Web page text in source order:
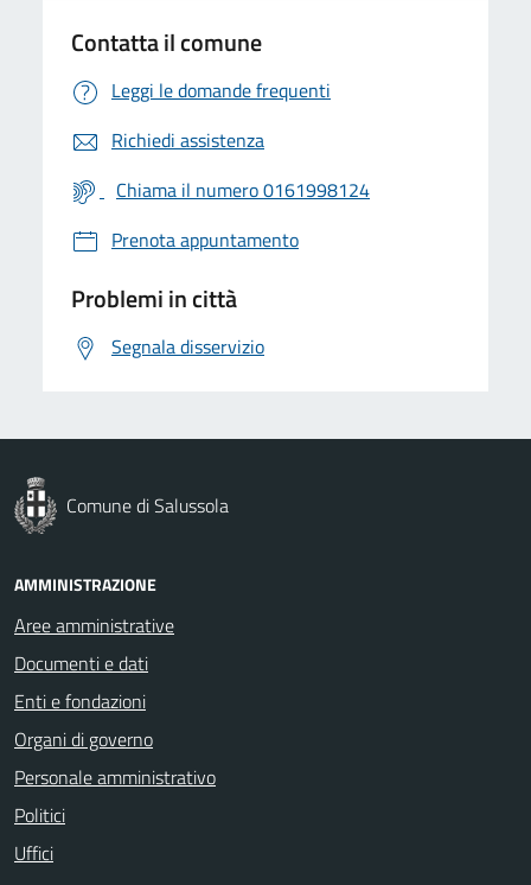
Contatta il comune
Leggi le domande frequenti
Richiedi assistenza
Chiama il numero 0161998124
Prenota appuntamento
Problemi in città
Segnala disservizio
Comune di Salussola
AMMINISTRAZIONE
Aree amministrative
Documenti e dati
Enti e fondazioni
Organi di governo
Personale amministrativo
Politici
Uffici